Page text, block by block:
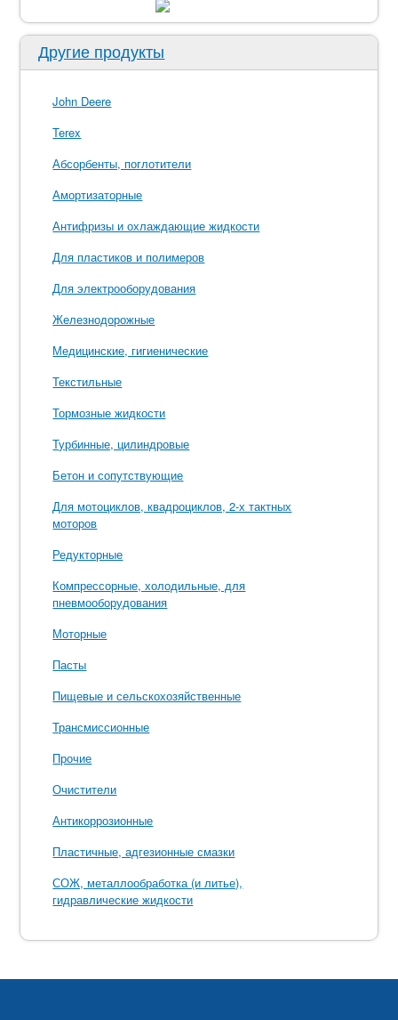
Другие продукты
John Deere
Terex
Абсорбенты, поглотители
Амортизаторные
Антифризы и охлаждающие жидкости
Для пластиков и полимеров
Для электрооборудования
Железнодорожные
Медицинские, гигиенические
Текстильные
Тормозные жидкости
Турбинные, цилиндровые
Бетон и сопутствующие
Для мотоциклов, квадроциклов, 2-х тактных
моторов
Редукторные
Компрессорные, холодильные, для
пневмооборудования
Моторные
Пасты
Пищевые и сельскохозяйственные
Трансмиссионные
Прочие
Очистители
Антикоррозионные
Пластичные, адгезионные смазки
СОЖ, металлообработка (и литье),
гидравлические жидкости